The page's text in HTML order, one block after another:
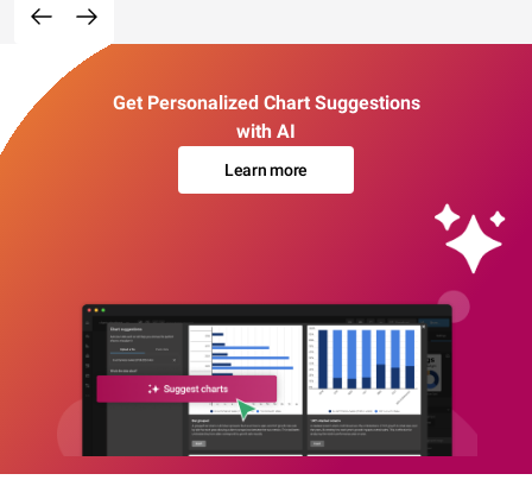
Get Personalized Chart Suggestions
with AI
Learn more